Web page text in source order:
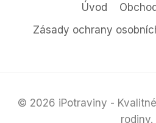
Úvod
Zásady ochrany
© 2026 iPotraviny -
rodiny.